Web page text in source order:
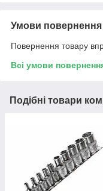
Умови повернення
Повернення товару
Всі умови
Подібні товари